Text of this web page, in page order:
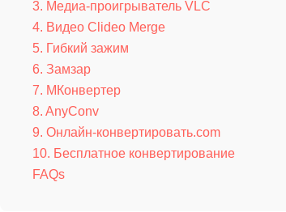
3. Медиа-проигрыватель VLC
4. Видео Clideo Merge
5. Гибкий зажим
6. Замзар
7. МКонвертер
8. AnyConv
9. Онлайн-конвертировать.com
10. Бесплатное конвертирование
FAQs